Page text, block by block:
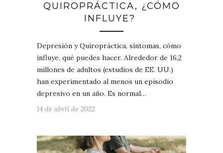
QUIROPRÁCTICA, ¿CÓMO
INFLUYE?
Depresión y Quiropráctica, síntomas, cómo
influye, qué puedes hacer. Alrededor de 16,2
millones de adultos (estudios de EE. UU.)
han experimentado al menos un episodio
depresivo en un año. Es normal…
14 de abril de 2022